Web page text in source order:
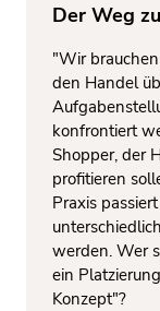
Der Weg
"Wir
den Handel
konfrontiert
Shopper, der
profitieren
Praxis
werden. Wer
ein
Konzept"?